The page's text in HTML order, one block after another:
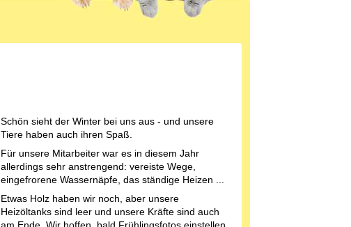
Schön sieht der Winter bei uns aus - und unsere
Tiere haben auch ihren Spaß.
Für unsere Mitarbeiter war es in diesem Jahr
allerdings sehr anstrengend: vereiste Wege,
eingefrorene Wassernäpfe, das ständige Heizen ...
Etwas Holz haben wir noch, aber unsere
Heizöltanks sind leer und unsere Kräfte sind auch